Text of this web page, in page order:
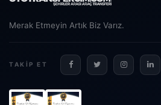
Merak Etmeyin Artık Biz Varız.
TAKIP ET